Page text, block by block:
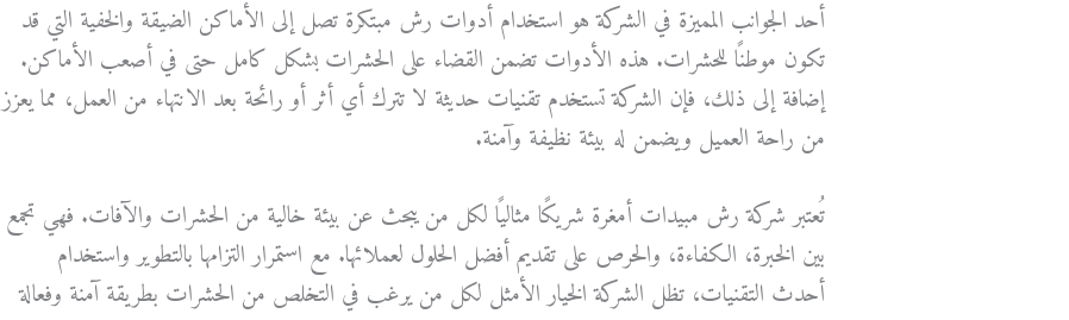
أحد الجوانب المميزة في الشركة هو استخدام أدوات رش مبتكرة تصل إلى الأماكن الضيقة والخفية التي قد
تكون موطنًا للحشرات. هذه الأدوات تضمن القضاء على الحشرات بشكل كامل حتى في أصعب الأماكن.
إضافة إلى ذلك، فإن الشركة تستخدم تقنيات حديثة لا تترك أي أثر أو رائحة بعد الانتهاء من العمل، مما يعزز
من راحة العميل ويضمن له بيئة نظيفة وآمنة.
تُعتبر شركة رش مبيدات أمغرة شريكًا مثاليًا لكل من يبحث عن بيئة خالية من الحشرات والآفات. فهي تجمع
بين الخبرة، الكفاءة، والحرص على تقديم أفضل الحلول لعملائها. مع استمرار التزامها بالتطوير واستخدام
أحدث التقنيات، تظل الشركة الخيار الأمثل لكل من يرغب في التخلص من الحشرات بطريقة آمنة وفعالة